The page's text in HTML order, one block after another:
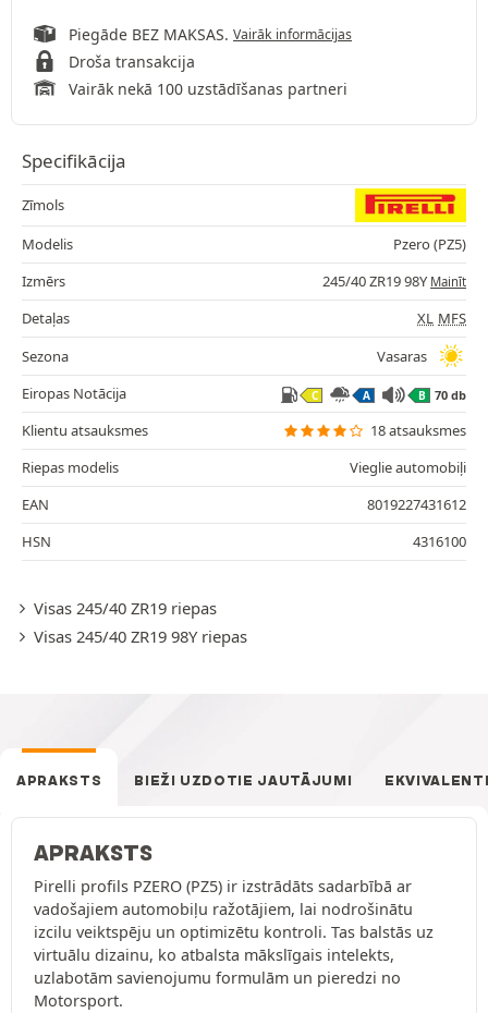
Piegāde BEZ MAKSAS. Vairāk informācijas
Droša transakcija
Vairāk nekā 100 uzstādīšanas partneri
Specifikācija
Zīmols
Modelis
Pzero (PZ5)
Izmērs
245/40 ZR19 98Y Mainīt
Detaļas XL MFS
Sezona
Vasaras
Eiropas Notācija
C A B 70 db
Klientu atsauksmes
18 atsauksmes
Riepas modelis
Vieglie automobiļi
EAN
8019227431612
HSN
4316100
Visas 245/40 ZR19 riepas
Visas 245/40 ZR19 98Y riepas
APRAKSTS BIEŽI UZDOTIE JAUTĀJUMI
APRAKSTS
Pirelli profils PZERO (PZ5) ir izstrādāts sadarbībā ar
vadošajiem automobiļu ražotājiem, lai nodrošinātu
izcilu veiktspēju un optimizētu kontroli. Tas balstās uz
virtuālu dizainu, ko atbalsta mākslīgais intelekts,
uzlabotām savienojumu formulām un pieredzi no
Motorsport.